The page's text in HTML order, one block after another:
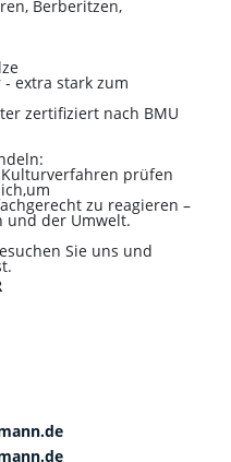
Berberitzen,
extra stark zum
zertifiziert nach BMU
prüfen
zu reagieren –
und der Umwelt.
Sie uns und